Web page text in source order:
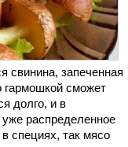
свинина, запеченная
сможет
долго, и в
распределенное
специях, так мясо